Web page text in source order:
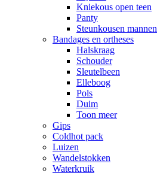
Kniekous open teen
Panty
Steunkousen mannen
Bandages en ortheses
Halskraag
Schouder
Sleutelbeen
Elleboog
Pols
Duim
Toon meer
Gips
Coldhot pack
Luizen
Wandelstokken
Waterkruik